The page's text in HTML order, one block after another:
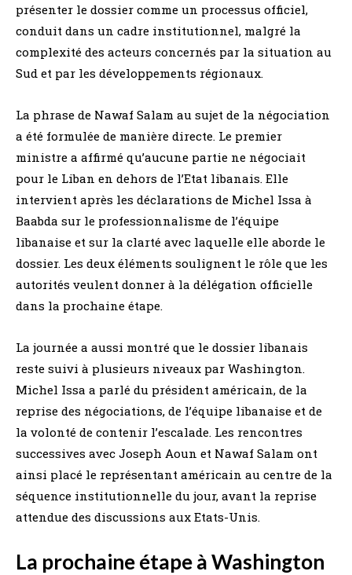
présenter le dossier comme un processus officiel,
conduit dans un cadre institutionnel, malgré la
complexité des acteurs concernés par la situation au
Sud et par les développements régionaux.
La phrase de Nawaf Salam au sujet de la négociation
a été formulée de manière directe. Le premier
ministre a affirmé qu’aucune partie ne négociait
pour le Liban en dehors de l’Etat libanais. Elle
intervient après les déclarations de Michel Issa à
Baabda sur le professionnalisme de l’équipe
libanaise et sur la clarté avec laquelle elle aborde le
dossier. Les deux éléments soulignent le rôle que les
autorités veulent donner à la délégation officielle
dans la prochaine étape.
La journée a aussi montré que le dossier libanais
reste suivi à plusieurs niveaux par Washington.
Michel Issa a parlé du président américain, de la
reprise des négociations, de l’équipe libanaise et de
la volonté de contenir l’escalade. Les rencontres
successives avec Joseph Aoun et Nawaf Salam ont
ainsi placé le représentant américain au centre de la
séquence institutionnelle du jour, avant la reprise
attendue des discussions aux Etats-Unis.
La prochaine étape à Washington